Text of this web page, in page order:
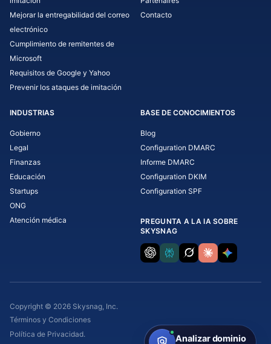
Mejorar la entregabilidad del correo
electrónico
Cumplimiento de remitentes de
Microsoft
Requisitos de Google y Yahoo
Prevenir los ataques de imitación
Contacto
INDUSTRIAS
Gobierno
Legal
Finanzas
Educación
Startups
ONG
Atención médica
BASE DE CONOCIMIENTOS
Blog
Configuration DMARC
Informe DMARC
Configuration DKIM
Configuration SPF
PREGUNTA A LA IA SOBRE
SKYSNAG
Copyright © 2026 Skysnag, Inc.
Términos y Condiciones
Política de Privacidad.